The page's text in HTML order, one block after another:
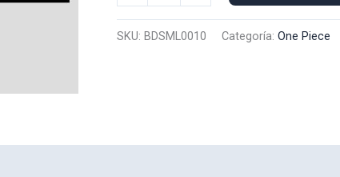
Manga
Larga
SKU: BDSML0010 Categoría: One Piece